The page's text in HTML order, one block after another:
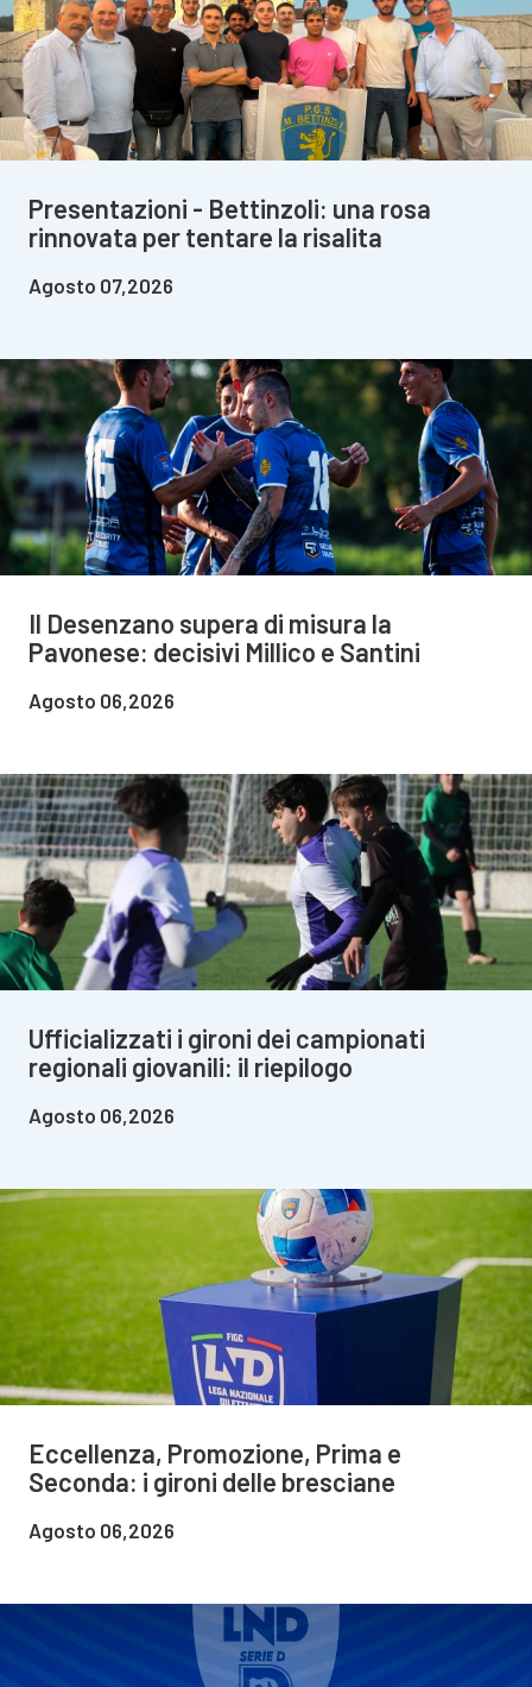
Presentazioni - Bettinzoli: una rosa
rinnovata per tentare la risalita
Agosto 07,2026
Il Desenzano supera di misura la
Pavonese: decisivi Millico e Santini
Agosto 06,2026
Ufficializzati i gironi dei campionati
regionali giovanili: il riepilogo
Agosto 06,2026
Eccellenza, Promozione, Prima e
Seconda: i gironi delle bresciane
Agosto 06,2026